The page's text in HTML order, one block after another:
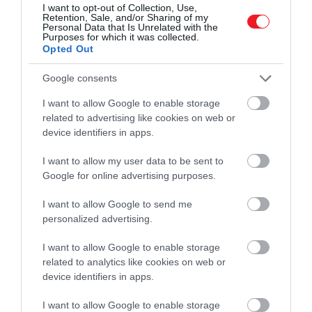
I want to opt-out of Collection, Use,
Retention, Sale, and/or Sharing of my
Personal Data that Is Unrelated with the
Purposes for which it was collected.
Opted Out
Google consents
I want to allow Google to enable storage
related to advertising like cookies on web or
device identifiers in apps.
I want to allow my user data to be sent to
Google for online advertising purposes.
I want to allow Google to send me
personalized advertising.
I want to allow Google to enable storage
related to analytics like cookies on web or
device identifiers in apps.
I want to allow Google to enable storage
Plzeň, Csehország
Shutterstock
hogy kicsit több időt kell utaznunk, akkor